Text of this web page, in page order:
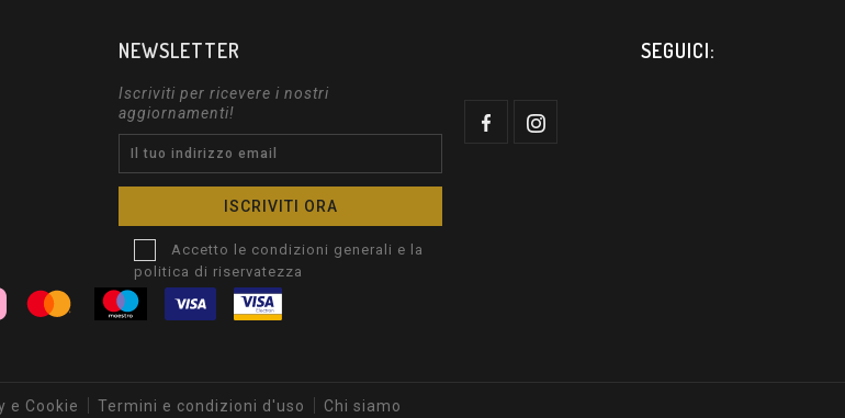
NEWSLETTER
Iscriviti per ricevere i nostri
aggiornamenti!
Accetto le condizioni generali e la
politica di riservatezza
SEGUICI:
e Cookie Termini e condizioni d'uso Chi siamo